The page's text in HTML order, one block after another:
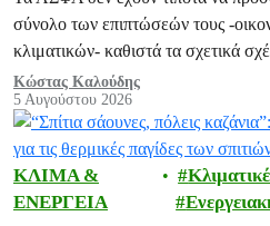
σύνολο των επιπτώσεών τους -
κλιματικών- καθιστά τα σχετικά
μέλλον της Ελλάδας.
Κώστας Καλούδης
5 Αυγούστου 2026
ΚΛΙΜΑ &
ΕΝΕΡΓΕΙΑ